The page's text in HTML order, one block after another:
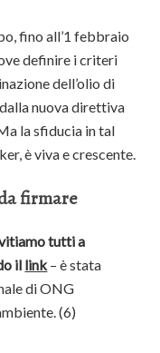
fino all’1 febbraio
definire i criteri
dell’olio di
nuova direttiva
la sfiducia in tal
è viva e crescente.
firmare
tutti a
il link– è stata
di ONG
(6)